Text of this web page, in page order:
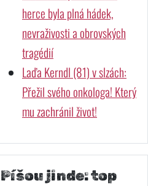
herce byla plná hádek,
nevraživosti a obrovských
tragédií
Laďa Kerndl (81) v slzách:
Přežil svého onkologa! Který
mu zachránil život!
Píšou jinde: top